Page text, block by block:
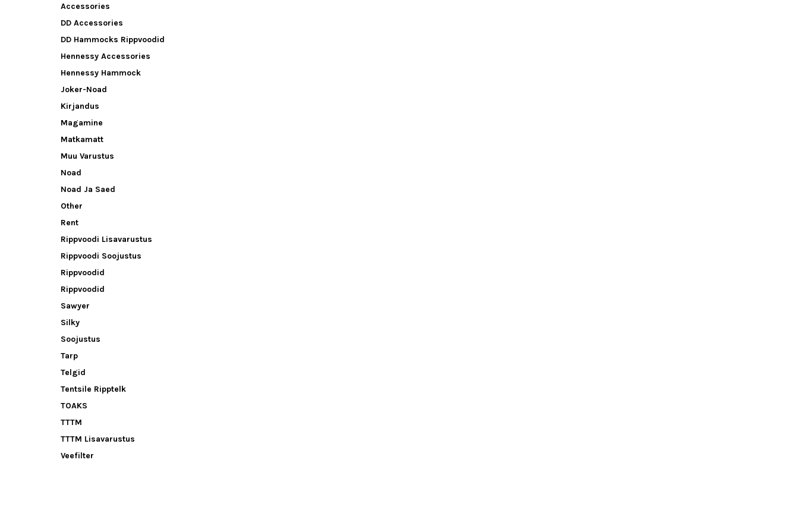
Accessories
DD Accessories
DD Hammocks Rippvoodid
Hennessy Accessories
Hennessy Hammock
Joker-Noad
Kirjandus
Magamine
Matkamatt
Muu Varustus
Noad
Noad Ja Saed
Other
Rent
Rippvoodi Lisavarustus
Rippvoodi Soojustus
Rippvoodid
Rippvoodid
Sawyer
Silky
Soojustus
Tarp
Telgid
Tentsile Ripptelk
TOAKS
TTTM
TTTM Lisavarustus
Veefilter